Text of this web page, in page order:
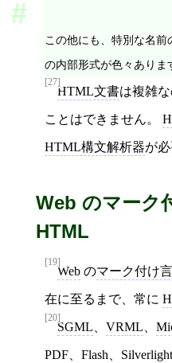
この他にも、特別な名前
の内部形式が色々ありま
[27]
HTML文書は複雑な
ことはできません。
HTML構文解析器が必
Web のマーク
HTML
[19]
Web のマーク付け
在に至るまで、常に
[20]
SGML VRML
PDF Flash Silverlight